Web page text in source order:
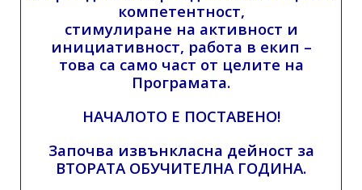
компетентност,
стимулиране на активност и
инициативност, работа в екип –
това са само част от целите на
Програмата.
НАЧАЛОТО Е ПОСТАВЕНО!
Започва извънкласна дейност за
ВТОРАТА ОБУЧИТЕЛНА ГОДИНА.